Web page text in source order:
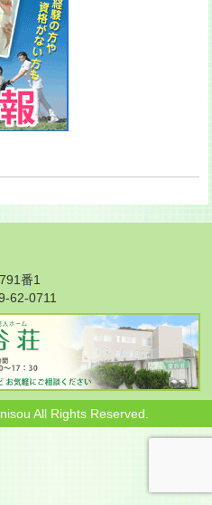
番1
62-0711
All Rights Reserved.